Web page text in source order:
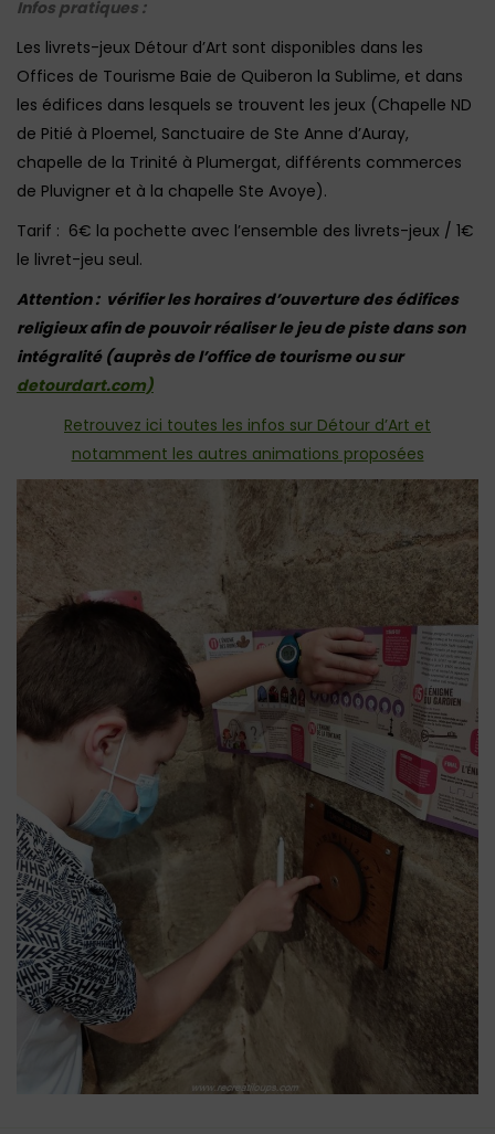
Infos pratiques :
Les livrets-jeux Détour d’Art sont disponibles dans les
Offices de Tourisme Baie de Quiberon la Sublime, et dans
les édifices dans lesquels se trouvent les jeux (Chapelle ND
de Pitié à Ploemel, Sanctuaire de Ste Anne d’Auray,
chapelle de la Trinité à Plumergat, différents commerces
de Pluvigner et à la chapelle Ste Avoye).
Tarif : 6€ la pochette avec l’ensemble des livrets-jeux / 1€
le livret-jeu seul.
Attention : vérifier les horaires d’ouverture des édifices
religieux afin de pouvoir réaliser le jeu de piste dans son
intégralité (auprès de l’office de tourisme ou sur
detourdart.com)
Retrouvez ici toutes les infos sur Détour d’Art et
notamment les autres animations proposées